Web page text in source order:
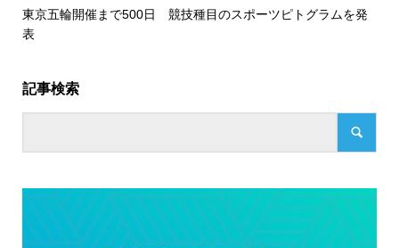
東京五輪開催まで500日 競技種目のスポーツピトグラムを発
表
記事検索